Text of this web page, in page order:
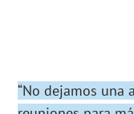
“No dejamos una